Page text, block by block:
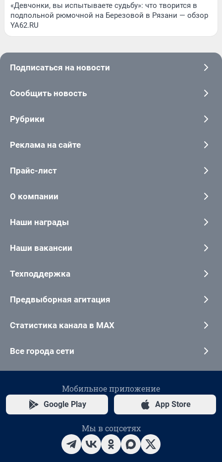
«Девчонки, вы испытываете судьбу»: что творится в
подпольной рюмочной на Березовой в Рязани — обзор
YA62.RU
Подписаться на новости
Сообщить новость
Рубрики
Реклама на сайте
Прайс-лист
О компании
Наши награды
Наши вакансии
Техподдержка
Предвыборная агитация
Статистика канала в MAX
Все города сети
Мобильное приложение
Google Play App Store
Мы в соцсетях